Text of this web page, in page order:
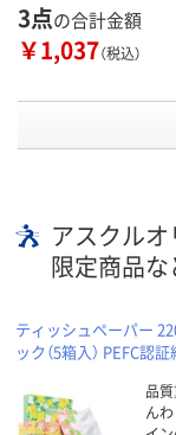
3点の合計金額
￥1,037（税込）
アスクルオ
限定商品
ティッシュペーパー
ック（5箱入） PEFC認
品
ん